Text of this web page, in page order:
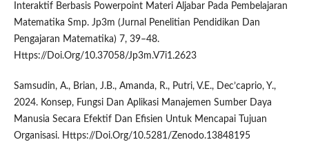
Interaktif Berbasis Powerpoint Materi Aljabar Pada Pembelajaran
Matematika Smp. Jp3m (Jurnal Penelitian Pendidikan Dan
Pengajaran Matematika) 7, 39–48.
Https://Doi.Org/10.37058/Jp3m.V7i1.2623
Samsudin, A., Brian, J.B., Amanda, R., Putri, V.E., Dec’caprio, Y.,
2024. Konsep, Fungsi Dan Aplikasi Manajemen Sumber Daya
Manusia Secara Efektif Dan Efisien Untuk Mencapai Tujuan
Organisasi. Https://Doi.Org/10.5281/Zenodo.13848195